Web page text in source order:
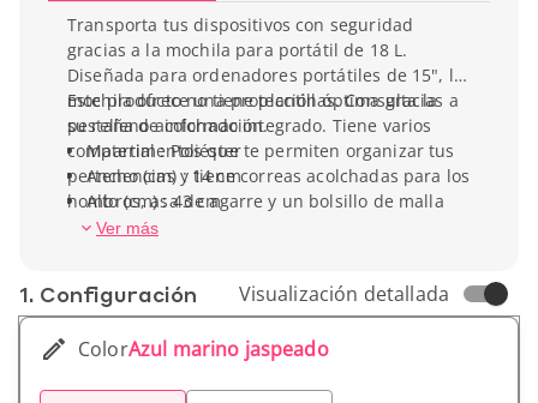
Transporta tus dispositivos con seguridad
gracias a la mochila para portátil de 18 L.
Diseñada para ordenadores portátiles de 15", la
mochila ofrece una protección óptima gracias a
su relleno acolchado integrado. Tiene varios
compartimentos que te permiten organizar tus
pertenencias y tiene correas acolchadas para los
hombros, asa de agarre y un bolsillo de malla
para la botella de agua. Elige el color y
Este producto no tiene plantillas. Consulta la
pestaña de información.
Material : Poliéster
Ancho (cm) : 14 cm
Alto (cm) : 43 cm
Peso unitario : 340 gr
Ver más
1. Conf­iguración Visualización detallada
ColorAzul marino jaspeado